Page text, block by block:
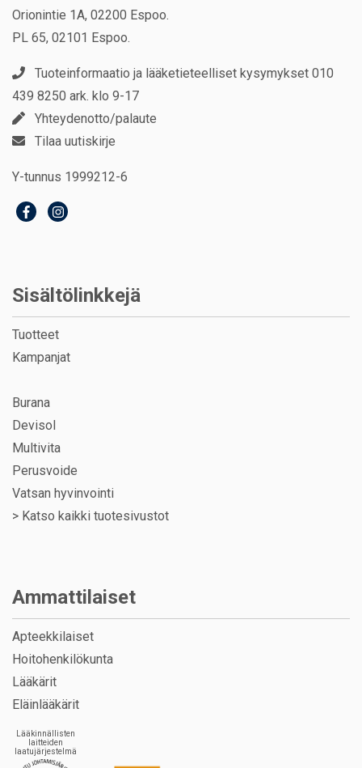
Orionintie 1A, 02200 Espoo.
PL 65, 02101 Espoo.
Tuoteinformaatio ja lääketieteelliset kysymykset 010
439 8250 ark. klo 9-17
Yhteydenotto/palaute
Tilaa uutiskirje
Y-tunnus 1999212-6
Sisältölinkkejä
Tuotteet
Kampanjat
Burana
Devisol
Multivita
Perusvoide
Vatsan hyvinvointi
> Katso kaikki tuotesivustot
Ammattilaiset
Apteekkilaiset
Hoitohenkilökunta
Lääkärit
Eläinlääkärit
Lääkinnällisten
laitteiden
laatujärjestelmä